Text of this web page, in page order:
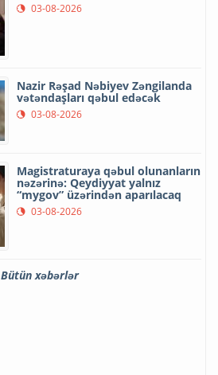
03-08-2026
Nazir Rəşad Nəbiyev Zəngilanda
vətəndaşları qəbul edəcək
03-08-2026
Magistraturaya qəbul olunanların
nəzərinə: Qeydiyyat yalnız
“mygov” üzərindən aparılacaq
03-08-2026
Bütün xəbərlər